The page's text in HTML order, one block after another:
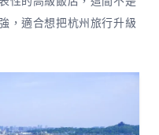
，適合想把杭州旅行升級